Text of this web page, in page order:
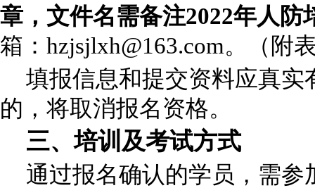
章，文件名需备注2022年人防
箱： hzjsjlxh@163.com。（附
填报信息和提交资料应真实
的，将取消报名资格。
三、培训及考试方式
通过报名确认的学员，需